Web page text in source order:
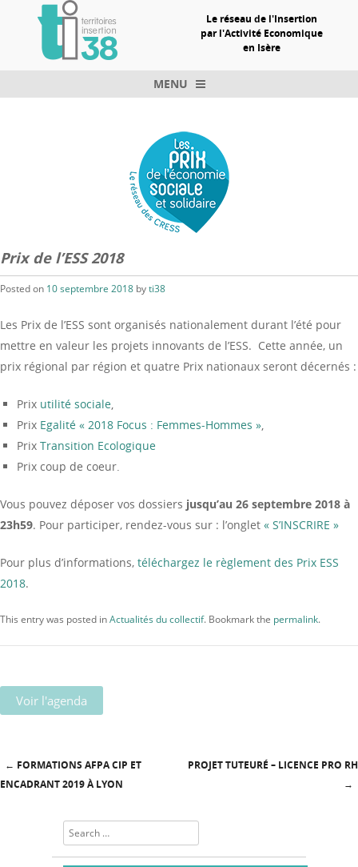
Le réseau de l'Insertion
par l'Activité Economique
en Isère
MENU
Prix de l’ESS 2018
Posted on 10 septembre 2018 byti38
Les Prix de l’ESS sont organisés nationalement durant l’été pour
mettre en valeur les projets innovants de l’ESS. Cette année, un
prix régional par région et quatre Prix nationaux seront décernés :
Prix utilité sociale,
Prix Egalité « 2018 Focus : Femmes-Hommes »,
Prix Transition Ecologique
Prix coup de coeur.
Vous pouvez déposer vos dossiers jusqu’au 26 septembre 2018 à
23h59. Pour participer, rendez-vous sur : l’onglet « S’INSCRIRE »
Pour plus d’informations, téléchargez le règlement des Prix ESS
2018.
This entry was posted inActualités du collectif. Bookmark the permalink.
Voir l'agenda
Post navigation
← FORMATIONS AFPA CIP ET
ENCADRANT 2019 À LYON
PROJET TUTEURÉ – LICENCE PRO RH
→
Search